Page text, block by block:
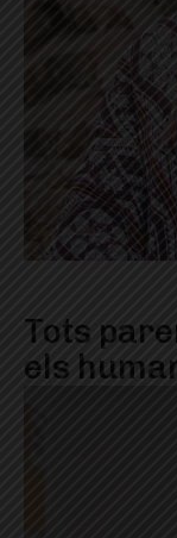
Tots
els